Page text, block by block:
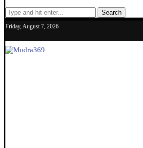
Search
Friday, August 7, 2026